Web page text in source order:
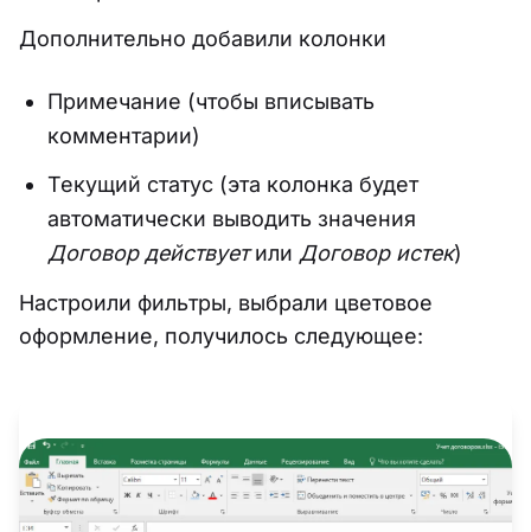
Дополнительно добавили колонки
Примечание (чтобы вписывать
комментарии)
Текущий статус (эта колонка будет
автоматически выводить значения
Договор действуетили Договор истек)
Настроили фильтры, выбрали цветовое
оформление, получилось следующее: